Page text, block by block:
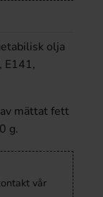
olja
E141,
mättat fett
g.
vår